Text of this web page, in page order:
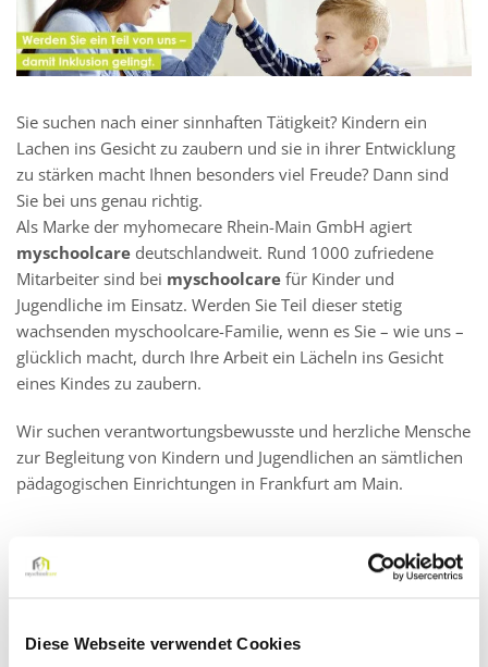
Diese Webseite verwendet Cookies
Sie suchen nach einer sinnhaften Tätigkeit? Kindern ein
Lachen ins Gesicht zu zaubern und sie in ihrer Entwicklung
zu stärken macht Ihnen besonders viel Freude? Dann sind
Sie bei uns genau richtig.
Als Marke der myhomecare Rhein-Main GmbH agiert
myschoolcare deutschlandweit. Rund 1000 zufriedene
Mitarbeiter sind bei myschoolcare für Kinder und
Jugendliche im Einsatz. Werden Sie Teil dieser stetig
wachsenden myschoolcare-Familie, wenn es Sie – wie uns –
glücklich macht, durch Ihre Arbeit ein Lächeln ins Gesicht
eines Kindes zu zaubern.
Wir suchen verantwortungsbewusste und herzliche Mensche
zur Begleitung von Kindern und Jugendlichen an sämtlichen
pädagogischen Einrichtungen in Frankfurt am Main.
Schulbegleiter (m/w/d) gerne auch Quereinsteiger in
Teilzeit in Frankfurt am Main